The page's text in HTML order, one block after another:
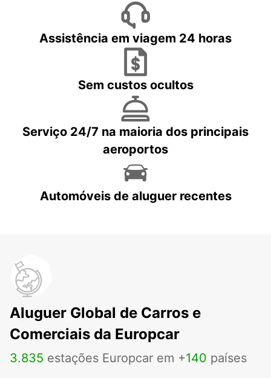
Assistência em viagem 24 horas
Sem custos ocultos
Serviço 24/7 na maioria dos principais
aeroportos
Automóveis de aluguer recentes
Aluguer Global de Carros e
Comerciais da Europcar
3.835 estações Europcar em +140 países